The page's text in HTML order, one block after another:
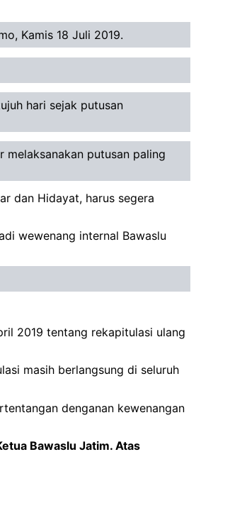
Kamis 18 Juli 2019.
hari sejak putusan
melaksanakan putusan paling
dan Hidayat, harus segera
wewenang internal Bawaslu
2019 tentang rekapitulasi ulang
masih berlangsung di seluruh
denganan kewenangan
Bawaslu Jatim. Atas